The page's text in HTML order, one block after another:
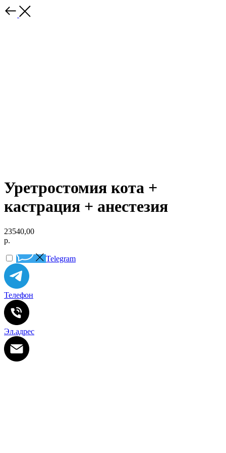
Уретростомия кота +
кастрация + анестезия
23540,00
р.
Telegram
Телефон
Эл.адрес